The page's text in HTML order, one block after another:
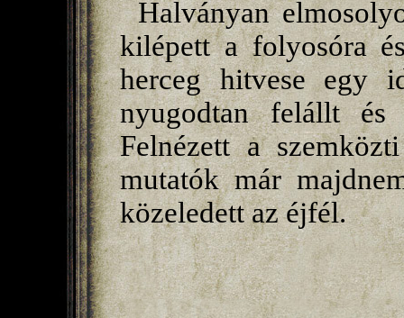
Halványan
kilépett a folyosóra
herceg hitvese egy
nyugodtan felállt
Felnézett a
mutatók már
közeledett az éjfél.